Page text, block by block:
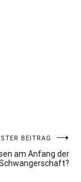
BEITRAG
am Anfang der